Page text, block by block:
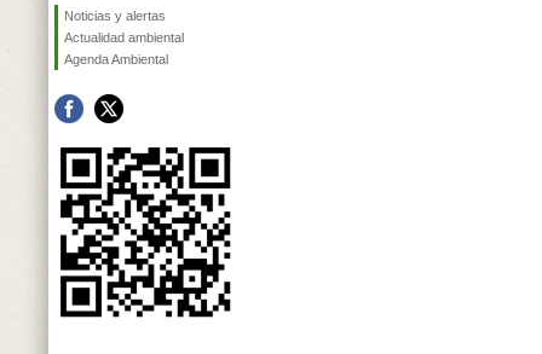
Noticias y alertas
Actualidad ambiental
Agenda Ambiental